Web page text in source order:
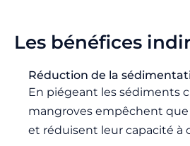
Les bénéfices
Réduction de la
En piégeant les sédiments
mangroves empêchent
et réduisent leur capacité à